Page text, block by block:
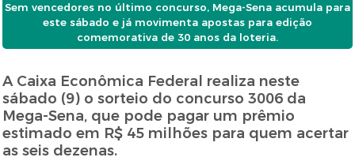
Sem vencedores no último concurso, Mega-Sena acumula para
este sábado e já movimenta apostas para edição
comemorativa de 30 anos da loteria.
A Caixa Econômica Federal realiza neste
sábado (9) o sorteio do concurso 3006 da
Mega-Sena, que pode pagar um prêmio
estimado em R$ 45 milhões para quem acertar
as seis dezenas.